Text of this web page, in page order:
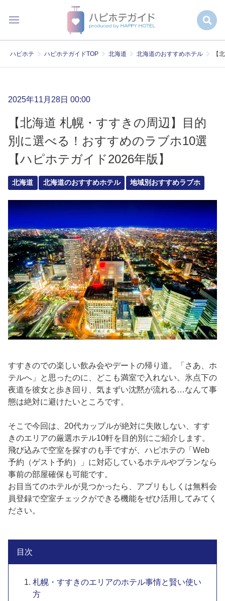
ハピホテ ハピホテガイドTOP 北海道 北海道のおすすめホテル 【
2025年11月28日 00:00
【北海道 札幌・すすきの周辺】目的
別に選べる！おすすめのラブホ10選
【ハピホテガイド2026年版】
北海道 北海道のおすすめホテル 地域別おすすめラブホ
すすきのでの楽しい飲み会やデートの帰り道。「さあ、ホ
テルへ」と思ったのに、どこも満室で入れない。氷点下の
夜道を彼女と歩き回り、気まずい沈黙が流れる…なんて事
態は絶対に避けたいところです。
そこで今回は、20代カップルが絶対に失敗しない、すす
きのエリアの厳選ホテル10軒を目的別にご紹介します。
飛び込みで空室を探すのも手ですが、ハピホテの「Web
予約（ゲスト予約）」に対応しているホテルやプランなら
事前の部屋確保も可能です。
お目当てのホテルが見つかったら、アプリもしくは無料会
員登録で空室チェックができる機能をぜひ活用してみてく
ださい。
目次
札幌・すすきのエリアのホテル事情と賢い使い
方